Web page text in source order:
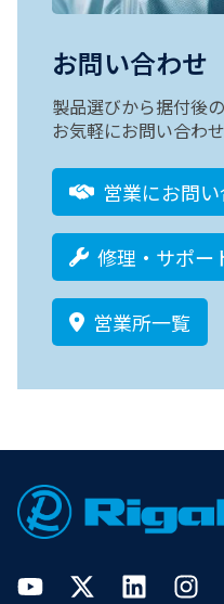
お問い合わせ
製品選びから据付後
お気軽にお問い合わ
営業にお問
修理・サポー
営業所一覧
Footer
YouTubeTwitterLinkedIn